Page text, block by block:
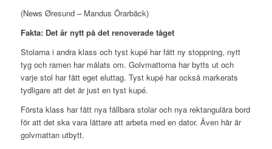
(News Øresund – Mandus Örarbäck)
Fakta: Det är nytt på det renoverade tåget
Stolarna i andra klass och tyst kupé har fått ny stoppning, nytt
tyg och ramen har målats om. Golvmattorna har bytts ut och
varje stol har fått eget eluttag. Tyst kupé har också markerats
tydligare att det är just en tyst kupé.
Första klass har fått nya fällbara stolar och nya rektangulära bord
för att det ska vara lättare att arbeta med en dator. Även här är
golvmattan utbytt.